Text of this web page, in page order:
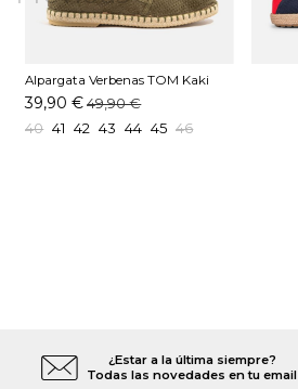
Alpargata Verbenas TOM Kaki
39,90 € 49,90 €
40 41 42 43 44 45 46
¿Estar a la última siempre?
Todas las novedades en tu email